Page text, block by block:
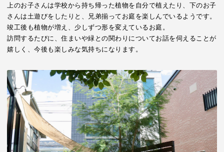
上のお子さんは学校から持ち帰った植物を自分で植えたり、下のお子
さんは土遊びをしたりと、兄弟揃ってお庭を楽しんでいるようです。
竣工後も植物が増え、少しずつ形を変えているお庭。
訪問するたびに、住まいや緑との関わりについてお話を伺えることが
嬉しく、今後も楽しみな気持ちになります。